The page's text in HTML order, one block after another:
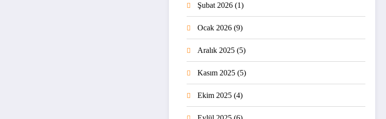
Şubat 2026 (1)
Ocak 2026 (9)
Aralık 2025 (5)
Kasım 2025 (5)
Ekim 2025 (4)